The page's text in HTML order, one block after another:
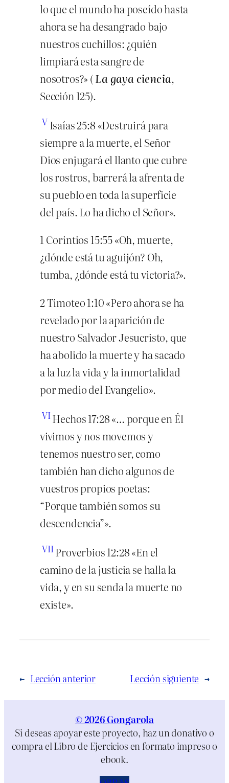
lo que el mundo ha poseído hasta
ahora se ha desangrado bajo
nuestros cuchillos: ¿quién
limpiará esta sangre de
nosotros?» (La gaya ciencia,
Sección 125).
V Isaías 25:8 «Destruirá para
siempre a la muerte, el Señor
Dios enjugará el llanto que cubre
los rostros, barrerá la afrenta de
su pueblo en toda la superficie
del país. Lo ha dicho el Señor».
1 Corintios 15:55 «Oh, muerte,
¿dónde está tu aguijón? Oh,
tumba, ¿dónde está tu victoria?».
2 Timoteo 1:10 «Pero ahora se ha
revelado por la aparición de
nuestro Salvador Jesucristo, que
ha abolido la muerte y ha sacado
a la luz la vida y la inmortalidad
por medio del Evangelio».
VI Hechos 17:28 «… porque en Él
vivimos y nos movemos y
tenemos nuestro ser, como
también han dicho algunos de
vuestros propios poetas:
“Porque también somos su
descendencia”».
VII Proverbios 12:28 «En el
camino de la justicia se halla la
vida, y en su senda la muerte no
existe».
← Lección anterior Lección siguiente →
© 2026 Gongarola
Si deseas apoyar este proyecto, haz un donativo o
compra el Libro de Ejercicios en formato impreso o
ebook.